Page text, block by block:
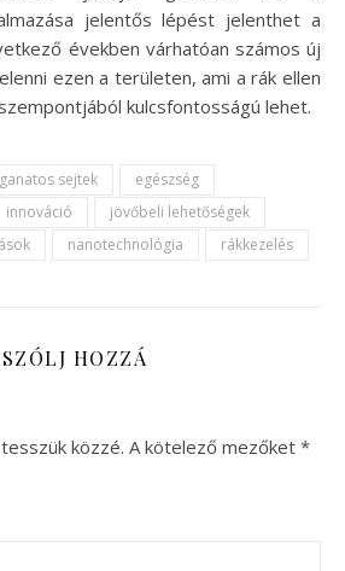
jelentős lépést jelenthet a
években várhatóan számos új
ezen a területen, ami a rák ellen
kulcsfontosságú lehet.
sejtek
egészség
innováció
jövőbeli lehetőségek
nanotechnológia rákkezelés
SZÓLJ HOZZÁ
közzé. A kötelező mezőket *